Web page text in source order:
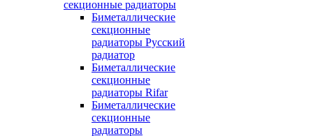
секционные радиаторы
Биметаллические
секционные
радиаторы Русский
радиатор
Биметаллические
секционные
радиаторы Rifar
Биметаллические
секционные
радиаторы